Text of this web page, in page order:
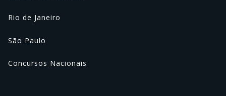
Rio de Janeiro
São Paulo
Concursos Nacionais